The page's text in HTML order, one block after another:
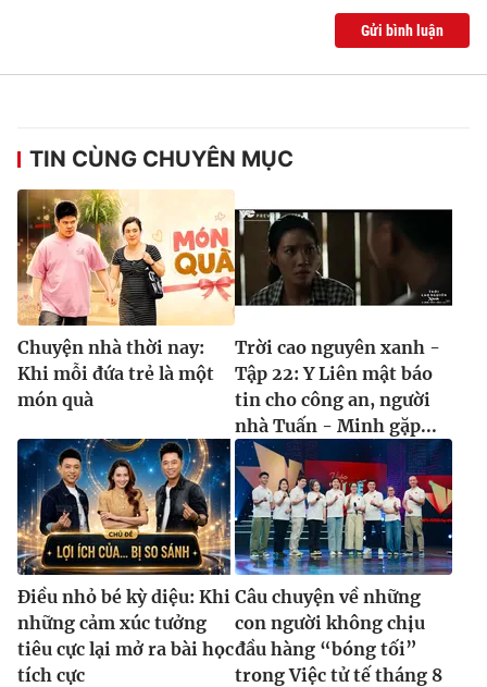
Gửi bình luận
TIN CÙNG CHUYÊN MỤC
Chuyện nhà thời nay:
Khi mỗi đứa trẻ là một
món quà
Trời cao nguyên xanh -
Tập 22: Y Liên mật báo
tin cho công an, người
nhà Tuấn - Minh gặp...
Điều nhỏ bé kỳ diệu: Khi
những cảm xúc tưởng
tiêu cực lại mở ra bài học
tích cực
Câu chuyện về những
con người không chịu
đầu hàng “bóng tối”
trong Việc tử tế tháng 8